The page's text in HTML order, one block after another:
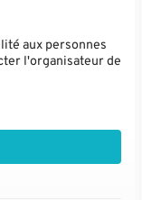
aux personnes
l'organisateur de